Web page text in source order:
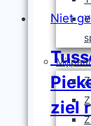
Niet
ziel